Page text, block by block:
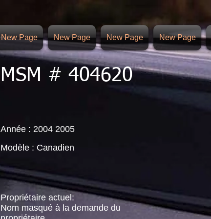
New Page New Page New Page New Page
MSM # 404620
Année : 2004 2005
Modèle : Canadien
Propriétaire actuel:
Nom masqué à la demande du